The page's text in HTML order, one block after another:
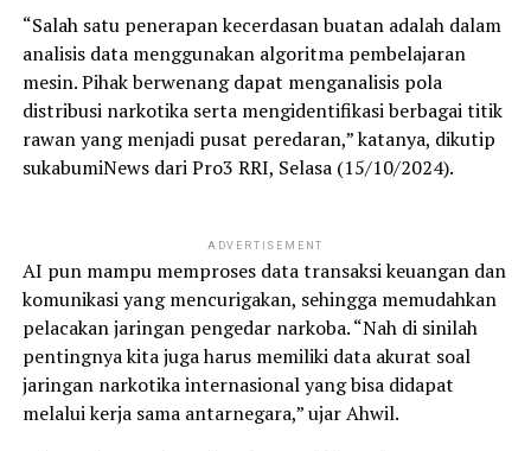
“Salah satu penerapan kecerdasan buatan adalah dalam
analisis data menggunakan algoritma pembelajaran
mesin. Pihak berwenang dapat menganalisis pola
distribusi narkotika serta mengidentifikasi berbagai titik
rawan yang menjadi pusat peredaran,” katanya, dikutip
sukabumiNews dari Pro3 RRI, Selasa (15/10/2024).
ADVERTISEMENT
AI pun mampu memproses data transaksi keuangan dan
komunikasi yang mencurigakan, sehingga memudahkan
pelacakan jaringan pengedar narkoba. “Nah di sinilah
pentingnya kita juga harus memiliki data akurat soal
jaringan narkotika internasional yang bisa didapat
melalui kerja sama antarnegara,” ujar Ahwil.